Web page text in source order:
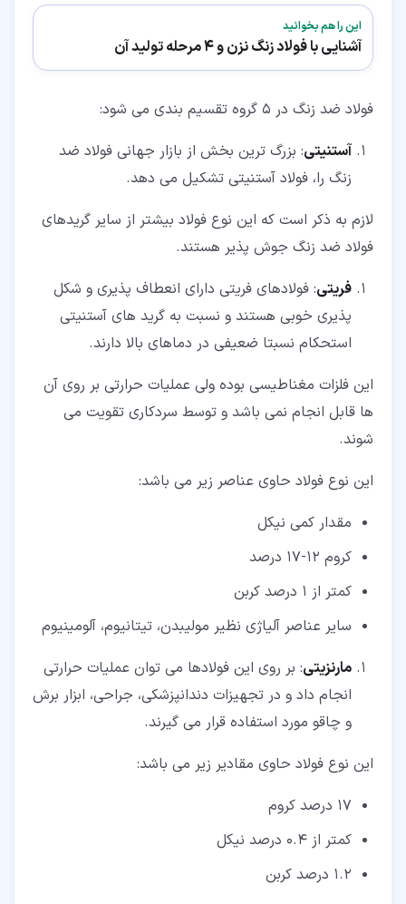
این را هم بخوانید
آشنایی با فولاد زنگ نزن و 4 مرحله تولید آن
فولاد ضد زنگ در 5 گروه تقسیم بندی می شود:
آستنیتی: بزرگ ترین بخش از بازار جهانی فولاد ضد
زنگ را، فولاد آستنیتی تشکیل می دهد.
لازم به ذکر است که این نوع فولاد بیشتر از سایر گریدهای
فولاد ضد زنگ جوش پذیر هستند.
فریتی: فولادهای فریتی دارای انعطاف پذیری و شکل
پذیری خوبی هستند و نسبت به گرید های آستنیتی
استحکام نسبتا ضعیفی در دماهای بالا دارند.
این فلزات مغناطیسی بوده ولی عملیات حرارتی بر روی آن
ها قابل انجام نمی باشد و توسط سردکاری تقویت می
شوند.
این نوع فولاد حاوی عناصر زیر می باشد:
مقدار کمی نیکل
کروم 12-17 درصد
کمتر از 1 درصد کربن
سایر عناصر آلیاژی نظیر مولیبدن، تیتانیوم، آلومینیوم
مارنزیتی: بر روی این فولادها می توان عملیات حرارتی
انجام داد و در تجهیزات دندانپزشکی، جراحی، ابزار برش
و چاقو مورد استفاده قرار می گیرند.
این نوع فولاد حاوی مقادیر زیر می باشد:
17 درصد کروم
کمتر از 0.4 درصد نیکل
1.2 درصد کربن